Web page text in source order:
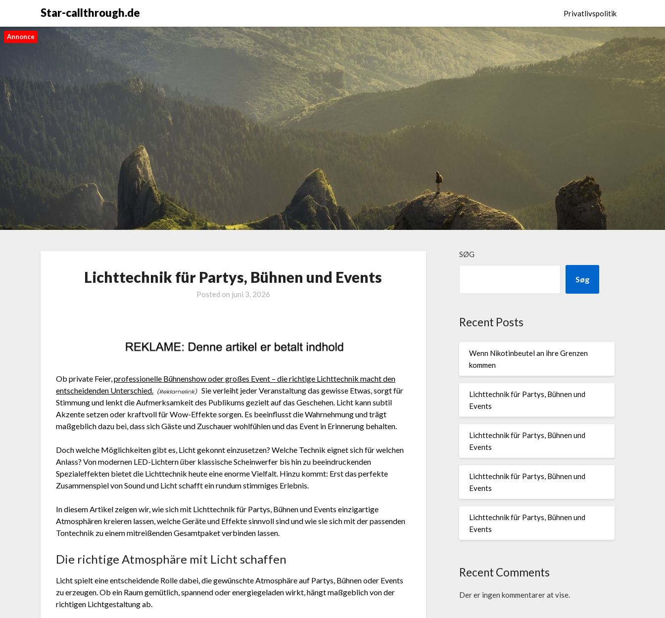
Star-callthrough.de Privatlivspolitik
Annonce
Lichttechnik für Partys, Bühnen und Events
Posted on juni 3, 2026
Ob private Feier,professionelle Bühnenshow oder großes Event – die richtige Lichttechnik macht den
entscheidenden Unterschied.
Sie verleiht jeder Veranstaltung das gewisse Etwas, sorgt für
Stimmung und lenkt die Aufmerksamkeit des Publikums gezielt auf das Geschehen. Licht kann subtil
Akzente setzen oder kraftvoll für Wow-Effekte sorgen. Es beeinflusst die Wahrnehmung und trägt
maßgeblich dazu bei, dass sich Gäste und Zuschauer wohlfühlen und das Event in Erinnerung behalten.
Doch welche Möglichkeiten gibt es, Licht gekonnt einzusetzen? Welche Technik eignet sich für welchen
Anlass? Von modernen LED-Lichtern über klassische Scheinwerfer bis hin zu beeindruckenden
Spezialeffekten bietet die Lichttechnik heute eine enorme Vielfalt. Hinzu kommt: Erst das perfekte
Zusammenspiel von Sound und Licht schafft ein rundum stimmiges Erlebnis.
In diesem Artikel zeigen wir, wie sich mit Lichttechnik für Partys, Bühnen und Events einzigartige
Atmosphären kreieren lassen, welche Geräte und Effekte sinnvoll sind und wie sie sich mit der passenden
Tontechnik zu einem mitreißenden Gesamtpaket verbinden lassen.
Die richtige Atmosphäre mit Licht schaffen
Licht spielt eine entscheidende Rolle dabei, die gewünschte Atmosphäre auf Partys, Bühnen oder Events
zu erzeugen. Ob ein Raum gemütlich, spannend oder energiegeladen wirkt, hängt maßgeblich von der
richtigen Lichtgestaltung ab.
SØG
Søg
Recent Posts
Wenn Nikotinbeutel an ihre Grenzen
kommen
Lichttechnik für Partys, Bühnen und
Events
Lichttechnik für Partys, Bühnen und
Events
Lichttechnik für Partys, Bühnen und
Events
Lichttechnik für Partys, Bühnen und
Events
Recent Comments
Der er ingen kommentarer at vise.